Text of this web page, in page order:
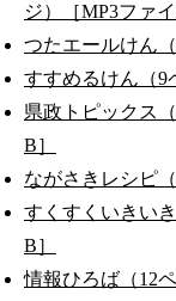
ジ）［MP3ファ
つたエールけん
すすめるけん（9
県政トピックス
B］
ながさきレシピ
すくすくいきい
B］
情報ひろば（12